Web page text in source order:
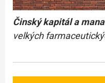
Činský kapitál a
velkých